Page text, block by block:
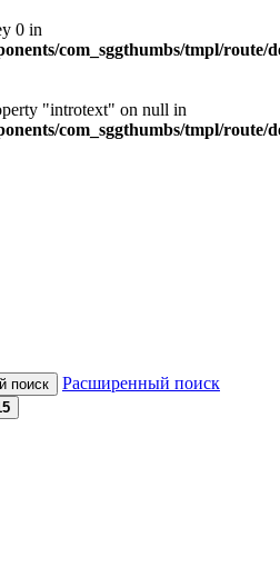
0 in
com_sggthumbs/tmpl/route/
"introtext" on null in
com_sggthumbs/tmpl/route/
Расширенный поиск